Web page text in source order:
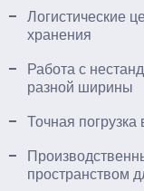
Логистические
хранения
Работа с
разной ширины
Точная
пространством